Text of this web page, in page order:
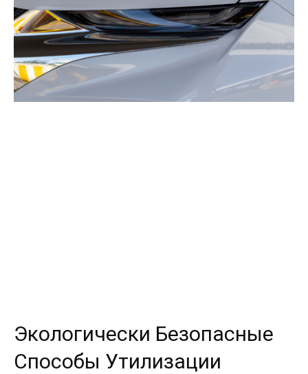
Экологически Безопасные
Способы Утилизации